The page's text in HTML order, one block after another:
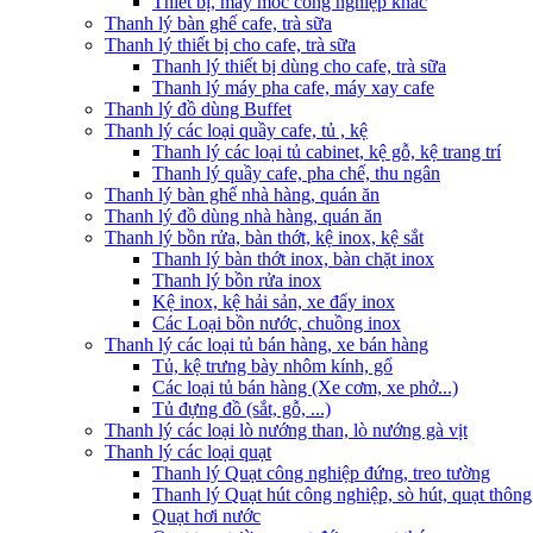
Thanh lý bàn ghế cafe, trà sữa
Thanh lý thiết bị cho cafe, trà sữa
Thanh lý thiết bị dùng cho cafe, trà sữa
Thanh lý máy pha cafe, máy xay cafe
Thanh lý đồ dùng Buffet
Thanh lý các loại quầy cafe, tủ , kệ
Thanh lý các loại tủ cabinet, kệ gỗ, kệ trang trí
Thanh lý quầy cafe, pha chế, thu ngân
Thanh lý bàn ghế nhà hàng, quán ăn
Thanh lý đồ dùng nhà hàng, quán ăn
Thanh lý bồn rửa, bàn thớt, kệ inox, kệ sắt
Thanh lý bàn thớt inox, bàn chặt inox
Thanh lý bồn rửa inox
Kệ inox, kệ hải sản, xe đẩy inox
Các Loại bồn nước, chuồng inox
Thanh lý các loại tủ bán hàng, xe bán hàng
Tủ, kệ trưng bày nhôm kính, gổ
Các loại tủ bán hàng (Xe cơm, xe phở...)
Tủ đựng đồ (sắt, gỗ, ...)
Thanh lý các loại lò nướng than, lò nướng gà vịt
Thanh lý các loại quạt
Thanh lý Quạt công nghiệp đứng, treo tường
Thanh lý Quạt hút công nghiệp, sò hút, quạt
Quạt hơi nước